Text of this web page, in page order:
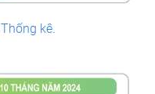
kê.